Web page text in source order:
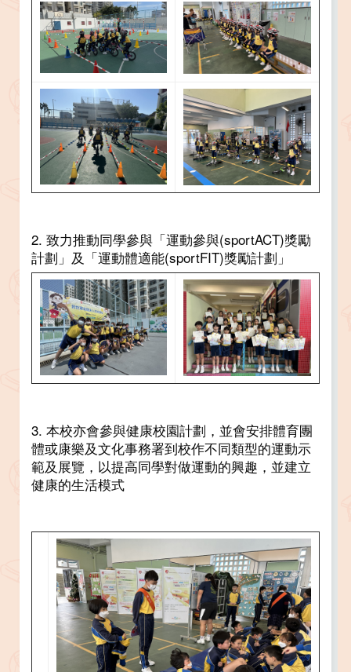
2. 致力推動同學參與「運動參與(sportACT)獎勵
計劃」及「運動體適能(sportFIT)獎勵計劃」
3. 本校亦會參與健康校園計劃，並會安排體育團
體或康樂及文化事務署到校作不同類型的運動示
範及展覽，以提高同學對做運動的興趣，並建立
健康的生活模式